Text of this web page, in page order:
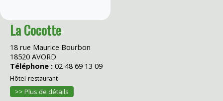
La Cocotte
18 rue Maurice Bourbon
18520 AVORD
Téléphone : 02 48 69 13 09
Hôtel-restaurant
>> Plus de détails